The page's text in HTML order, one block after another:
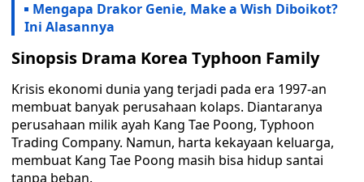
Mengapa Drakor Genie, Make a Wish Diboikot?
Ini Alasannya
Sinopsis Drama Korea Typhoon Family
Krisis ekonomi dunia yang terjadi pada era 1997-an
membuat banyak perusahaan kolaps. Diantaranya
perusahaan milik ayah Kang Tae Poong, Typhoon
Trading Company. Namun, harta kekayaan keluarga,
membuat Kang Tae Poong masih bisa hidup santai
tanpa beban.